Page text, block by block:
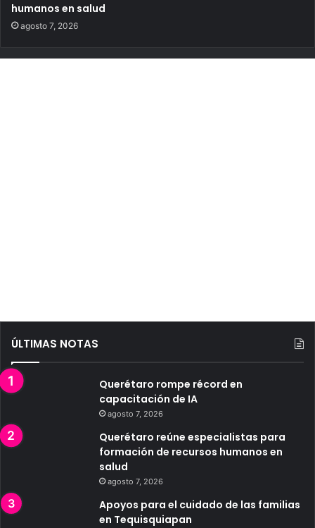
humanos en salud
agosto 7, 2026
ÚLTIMAS NOTAS
Querétaro rompe récord en
capacitación de IA
agosto 7, 2026
Querétaro reúne especialistas para
formación de recursos humanos en
salud
agosto 7, 2026
Apoyos para el cuidado de las familias
en Tequisquiapan